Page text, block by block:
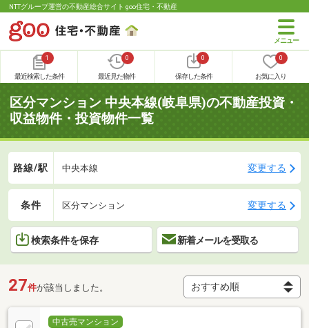
NTTグループ運営の不動産総合サイト goo住宅・不動産
1
最近検索した条件
0
最近見た物件
0
保存した条件
0
お気に入り
区分マンション 中央本線(岐阜県)の不動産投資・
収益物件・投資物件一覧
路線/駅 中央本線 変更する
条件 区分マンション 変更する
検索条件を保存 新着メールを受取る
27件が該当しました。
中古売マンション